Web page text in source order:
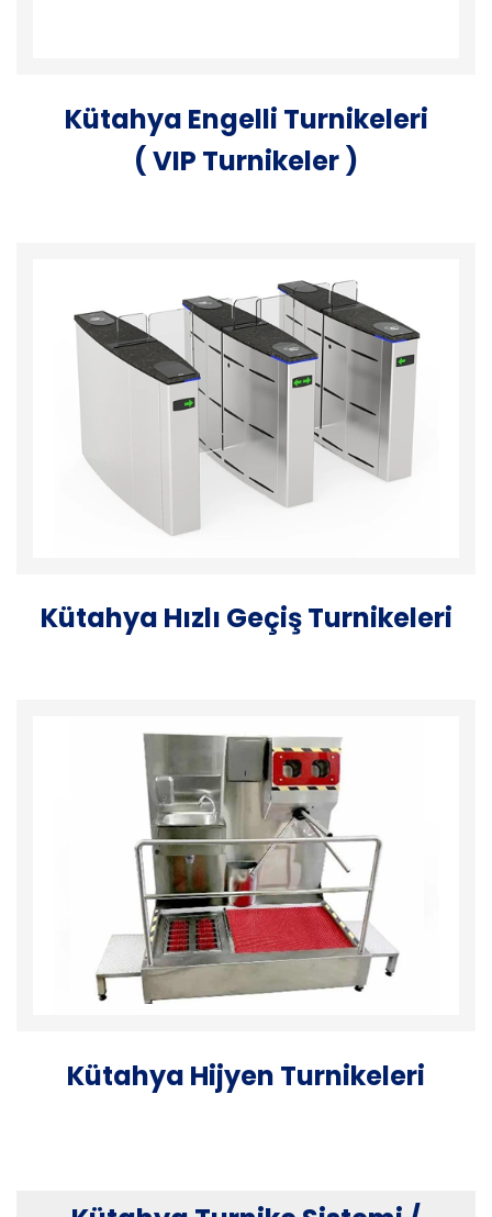
Kütahya Engelli Turnikeleri
( VIP Turnikeler )
Kütahya Hızlı Geçiş Turnikeleri
Kütahya Hijyen Turnikeleri